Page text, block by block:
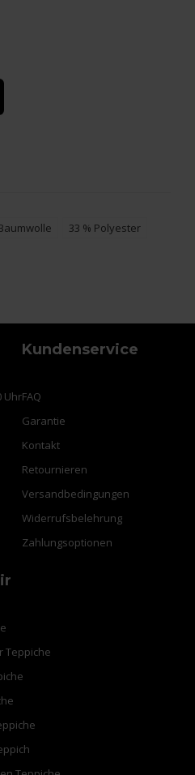
33 % Polyester
Uhr
Kundenservice
FAQ
Garantie
Kontakt
Retournieren
Versandbedingungen
Widerrufsbelehrung
Zahlungsoptionen
Teppiche